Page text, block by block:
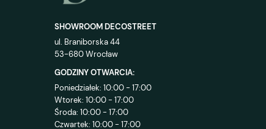
SHOWROOM DECOSTREET
ul. Braniborska 44
53-680 Wrocław
GODZINY OTWARCIA:
Poniedziałek: 10:00 - 17:00
Wtorek: 10:00 - 17:00
Środa: 10:00 - 17:00
Czwartek: 10:00 - 17:00